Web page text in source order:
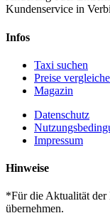
Kundenservice in
Infos
Taxi suchen
Preise
Magazin
Datenschutz
Impressum
Hinweise
*Für die Aktualität
übernehmen.